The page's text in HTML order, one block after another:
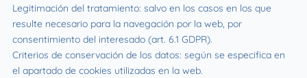
Legitimación del tratamiento: salvo en los casos en los que
resulte necesario para la navegación por la web, por
consentimiento del interesado (art. 6.1 GDPR).
Criterios de conservación de los datos: según se especifica en
el apartado de cookies utilizadas en la web.